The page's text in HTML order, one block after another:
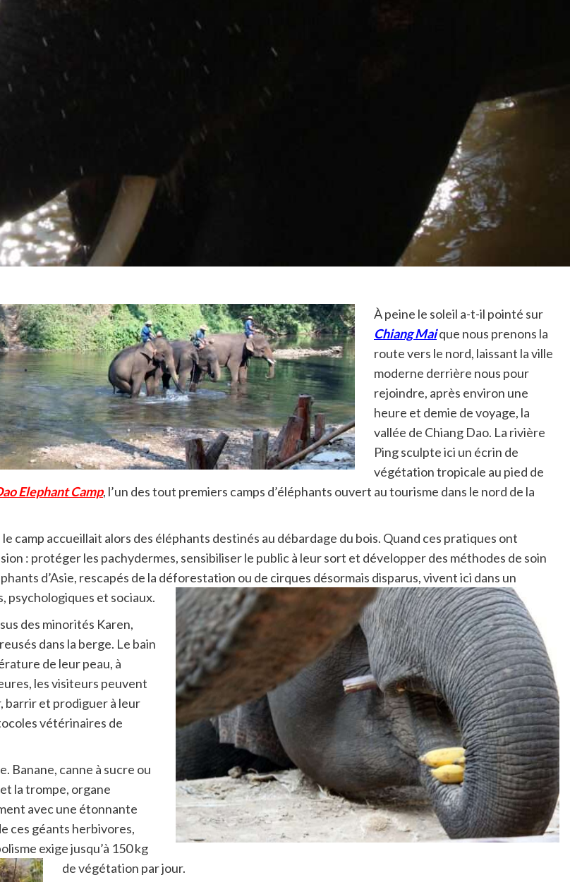
À peine le soleil a-t-il pointé sur
Chiang Maique nous prenons la
route vers le nord, laissant la ville
moderne derrière nous pour
rejoindre, après environ une
heure et demie de voyage, la
vallée de Chiang Dao. La rivière
Ping sculpte ici un écrin de
végétation tropicale au pied de
Elephant Camp, l’un des tout premiers camps d’éléphants ouvert au tourisme dans le nord de la
camp accueillait alors des éléphants destinés au débardage du bois. Quand ces pratiques ont
: protéger les pachydermes, sensibiliser le public à leur sort et développer des méthodes de soin
d’Asie, rescapés de la déforestation ou de cirques désormais disparus, vivent ici dans un
psychologiques et sociaux.
des minorités Karen,
dans la berge. Le bain
de leur peau, à
les visiteurs peuvent
barrir et prodiguer à leur
vétérinaires de
Banane, canne à sucre ou
la trompe, organe
avec une étonnante
ces géants herbivores,
exige jusqu’à 150 kg
de végétation par jour.